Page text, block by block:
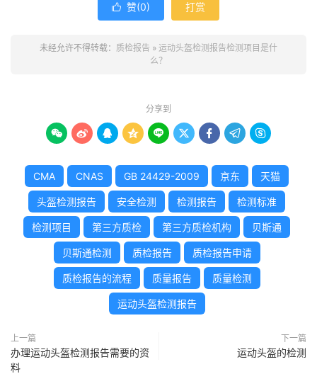
 赞(0) 打赏
未经允许不得转载： 质检报告 » 运动头盔检测报告检测项目是什
么？
分享到
        
CMA CNAS GB 24429-2009 京东 天猫
头盔检测报告 安全检测 检测报告 检测标准
检测项目 第三方质检 第三方质检机构 贝斯通
贝斯通检测 质检报告 质检报告申请
质检报告的流程 质量报告 质量检测
运动头盔检测报告
上一篇
办理运动头盔检测报告需要的资
料
下一篇
运动头盔的检测